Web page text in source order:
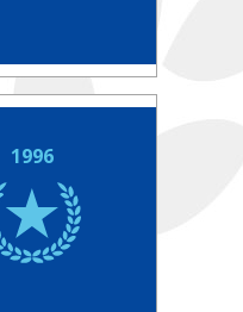
1996